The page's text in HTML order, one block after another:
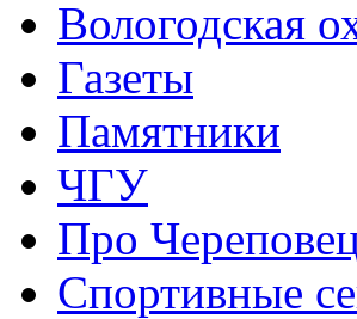
Вологодская
Газеты
Памятники
ЧГУ
Про
Спортивные